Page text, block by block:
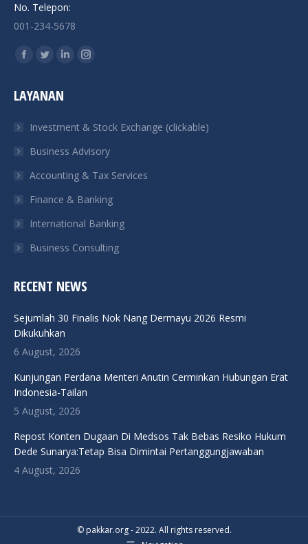
No. Telepon:
001-234-5678
Find us on:
Facebook
opens
new
window
Twitter
opens
new
window
Linkedin
new
window
Instagram
new
window
LAYANAN
Investment & Stock Exchange (clickable)
Business Advisory
Accounting & Tax Services
Finance & Banking
International Banking
Business Consulting
RECENT NEWS
Sejumlah 30 Finalis Nok Nang Dermayu 2026 Resmi
Dikukuhkan
6 August, 2026
Kunjungan Perdana Menteri Anutin Cerminkan Hubungan Erat
Indonesia-Tailan
5 August, 2026
Repost Konten Dugaan Di Medsos Tak Bebas Resiko Hukum
Dede Sunarya:Tetap Bisa Dimintai Pertanggungjawaban
4 August, 2026
© pakkar.org - 2022. All rights reserved.